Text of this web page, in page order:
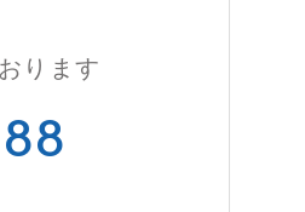
ります